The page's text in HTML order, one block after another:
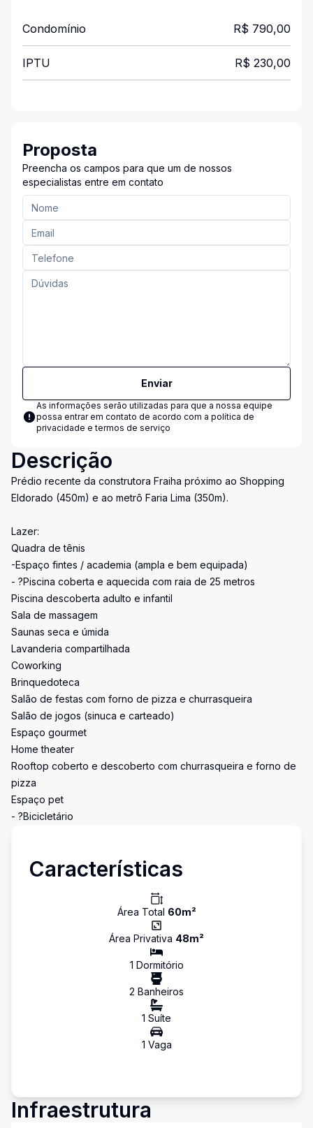
Condomínio R$ 790,00
IPTU R$ 230,00
Proposta
Preencha os campos para que um de nossos
especialistas entre em contato
Enviar
As informações serão utilizadas para que a nossa equipe
possa entrar em contato de acordo com a política de
privacidade e termos de serviço
Descrição
Prédio recente da construtora Fraiha próximo ao Shopping
Eldorado (450m) e ao metrô Faria Lima (350m).
Lazer:
Quadra de tênis
-Espaço fintes / academia (ampla e bem equipada)
- ?Piscina coberta e aquecida com raia de 25 metros
Piscina descoberta adulto e infantil
Sala de massagem
Saunas seca e úmida
Lavanderia compartilhada
Coworking
Brinquedoteca
Salão de festas com forno de pizza e churrasqueira
Salão de jogos (sinuca e carteado)
Espaço gourmet
Home theater
Rooftop coberto e descoberto com churrasqueira e forno de
pizza
Espaço pet
- ?Bicicletário
Características
Área Total 60m²
Área Privativa 48m²
1 Dormitório
2 Banheiros
1 Suíte
1 Vaga
Infraestrutura